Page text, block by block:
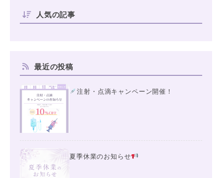
人気の記事
最近の投稿
注射・点滴キャンペーン開催！
夏季休業のお知らせ